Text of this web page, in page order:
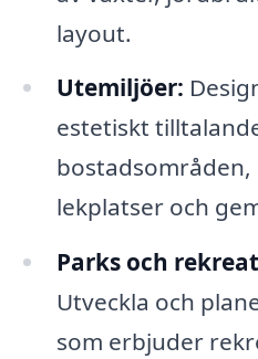
layout.
Utemiljöer:
estetiskt
bostadsområden,
lekplatser och
Parks och
Utveckla och
som erbjuder